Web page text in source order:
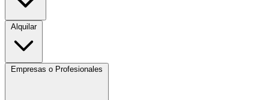
Alquilar
Empresas o Profesionales